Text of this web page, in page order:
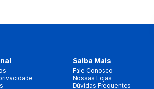
Saiba Mais
Fale Conosco
Nossas Lojas
Dúvidas Frequentes